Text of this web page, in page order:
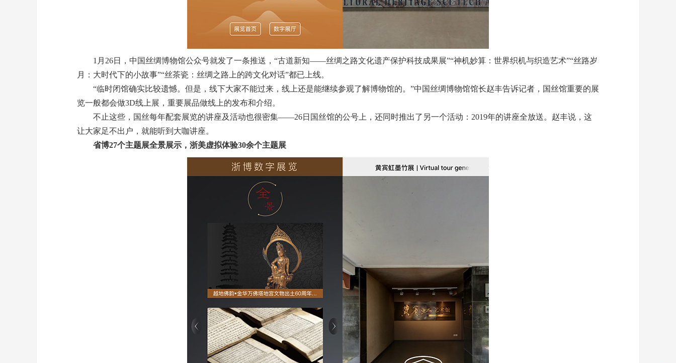
1月26日，中国丝绸博物馆公众号就发了一条推送，“古道新知——丝绸之路文化遗产保护科技成果展”“神机妙算：世界织机与织造艺术”“丝路岁
月：大时代下的小故事”“丝茶瓷：丝绸之路上的跨文化对话”都已上线。
“临时闭馆确实比较遗憾。但是，线下大家不能过来，线上还是能继续参观了解博物馆的。”中国丝绸博物馆馆长赵丰告诉记者，国丝馆重要的展
览一般都会做3D线上展，重要展品做线上的发布和介绍。
不止这些，国丝每年配套展览的讲座及活动也很密集——26日国丝馆的公号上，还同时推出了另一个活动：2019年的讲座全放送。赵丰说，这
让大家足不出户，就能听到大咖讲座。
省博27个主题展全景展示，浙美虚拟体验30余个主题展